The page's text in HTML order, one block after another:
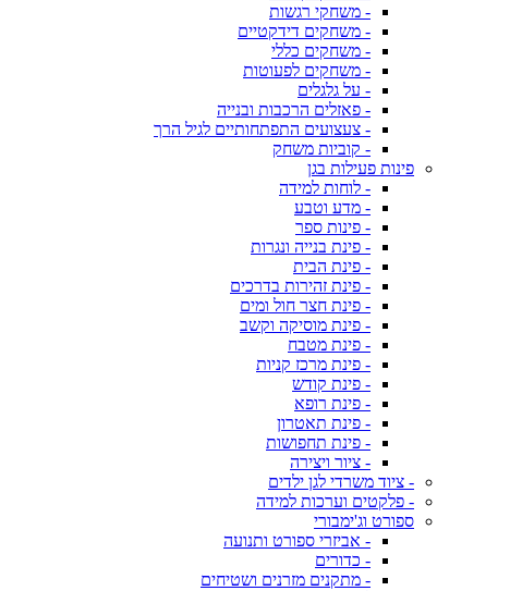
- משחקי רגשות
- משחקים דידקטיים
- משחקים כללי
- משחקים לפעוטות
- על גלגלים
- פאזלים הרכבות ובנייה
- צעצועים התפתחותיים לגיל הרך
- קוביות משחק
פינות פעילות בגן
- לוחות למידה
- מדע וטבע
- פינות ספר
- פינת בנייה ונגרות
- פינת הבית
- פינת זהירות בדרכים
- פינת חצר חול ומים
- פינת מוסיקה וקשב
- פינת מטבח
- פינת מרכז קניות
- פינת קודש
- פינת רופא
- פינת תאטרון
- פינת תחפושות
- ציור ויצירה
- ציוד משרדי לגן ילדים
- פלקטים וערכות למידה
ספורט וג'ימבורי
- אביזרי ספורט ותנועה
- כדורים
- מתקנים מזרנים ושטיחים